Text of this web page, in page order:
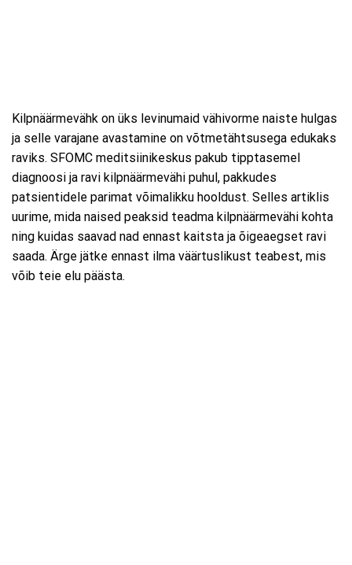
Kilpnäärmevähk on üks levinumaid vähivorme naiste hulgas
ja selle varajane avastamine on võtmetähtsusega edukaks
raviks. SFOMC meditsiinikeskus pakub tipptasemel
diagnoosi ja ravi kilpnäärmevähi puhul, pakkudes
patsientidele parimat võimalikku hooldust. Selles artiklis
uurime, mida naised peaksid teadma kilpnäärmevähi kohta
ning kuidas saavad nad ennast kaitsta ja õigeaegset ravi
saada. Ärge jätke ennast ilma väärtuslikust teabest, mis
võib teie elu päästa.